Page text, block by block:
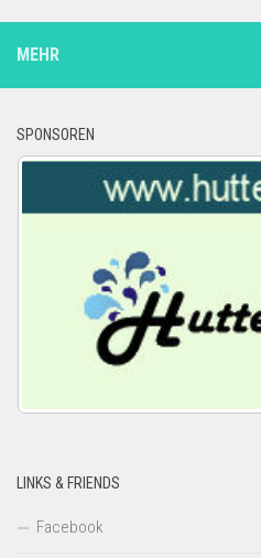
MEHR
SPONSOREN
LINKS & FRIENDS
Facebook